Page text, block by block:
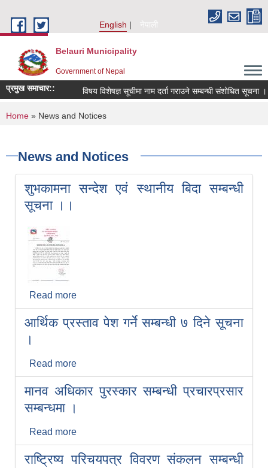
English
नेपाली
Belauri Municipality
Government of Nepal
प्रमुख समाचार:: विषय विशेषज्ञ सूचीमा नाम दर्ता गराउने सम्बन्धी संशोधित सूचना ।
You are here
Home » News and Notices
News and Notices
शुभकामना सन्देश एवं स्थानीय बिदा सम्बन्धी
सूचना ।।
Read more
सूचना ।।
आर्थिक प्रस्ताव पेश गर्ने सम्बन्धी ७ दिने सूचना
।
Read more
सूचना ।
मानव अधिकार पुरस्कार सम्बन्धी प्रचारप्रसार
सम्बन्धमा ।
Read more
प्रचारप्रसार सम्बन्धमा ।
राष्ट्रिष्य परिचयपत्र विवरण संकलन सम्बन्धी